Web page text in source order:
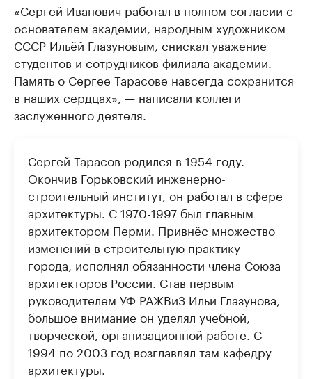
«Сергей Иванович работал в полном согласии с
основателем академии, народным художником
СССР Ильёй Глазуновым, снискал уважение
студентов и сотрудников филиала академии.
Память о Сергее Тарасове навсегда сохранится
в наших сердцах», — написали коллеги
заслуженного деятеля.
Сергей Тарасов родился в 1954 году.
Окончив Горьковский инженерно-
строительный институт, он работал в сфере
архитектуры. С 1970-1997 был главным
архитектором Перми. Привнёс множество
изменений в строительную практику
города, исполнял обязанности члена Союза
архитекторов России. Став первым
руководителем УФ РАЖВиЗ Ильи Глазунова,
большое внимание он уделял учебной,
творческой, организационной работе. С
1994 по 2003 год возглавлял там кафедру
архитектуры.